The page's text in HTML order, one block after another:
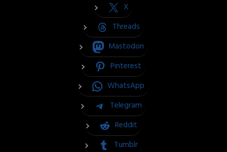
X
Threads
Mastodon
Pinterest
WhatsApp
Telegram
Reddit
Tumblr